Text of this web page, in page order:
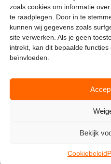
zoals cookies om informatie
te raadplegen. Door in te
kunnen wij gegevens zoals
site verwerken. Als je geen
intrekt, kan dit bepaalde
beïnvloeden.
Bekijk
Cookiebeleid
De Hoek 1 1601 MR Enkhuizen
t.0228 53 00 40
e.info@hetindustriehuis.com
KVK 51483904
BTW NL850044522B01